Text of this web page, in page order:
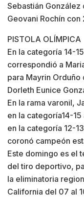
Sebastián González
Geovani Rochín con
PISTOLA OLÍMPICA
En la categoría 14-
correspondió a
para Mayrin Orduño
Dorleth Eunice
En la rama varonil,
en la categoría14-
en la categoría 12-
coronó campeón
Este domingo es el
del tiro deportivo,
la eliminatoria
California del 07 al